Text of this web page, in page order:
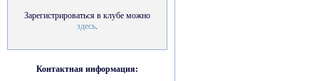
Зарегистрироваться в клубе можно
здесь.
Контактная информация: